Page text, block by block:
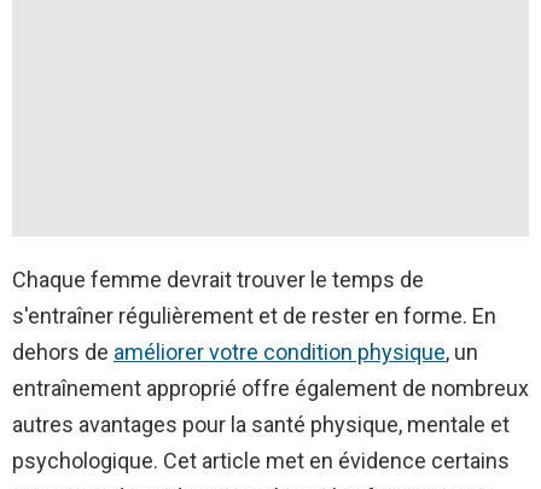
Chaque femme devrait trouver le temps de
s'entraîner régulièrement et de rester en forme. En
dehors de améliorer votre condition physique, un
entraînement approprié offre également de nombreux
autres avantages pour la santé physique, mentale et
psychologique. Cet article met en évidence certains